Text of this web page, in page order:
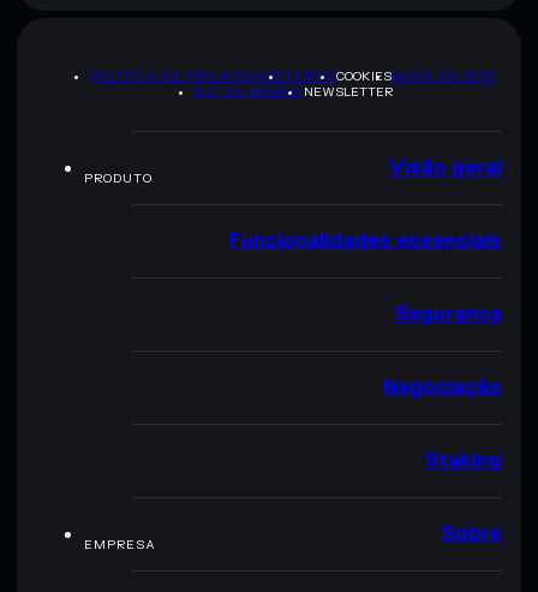
POLÍTICA DE PRIVACIDADETERMSCOOKIESMAPA DO SITE
KIT DA MARCA NEWSLETTER
PRODUTO Visão geral
Funcionalidades essenciais
Segurança
Negociação
Staking
EMPRESA Sobre